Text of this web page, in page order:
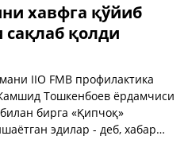
хавфга қўйиб
сақлаб қолди
IIO FMB профилактика
Тошкенбоев ёрдамчиси
бирга «Қипчоқ»
эдилар - деб, хабар
бош бошқармаси.